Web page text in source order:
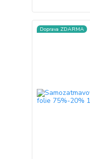
Doprava ZDARMA